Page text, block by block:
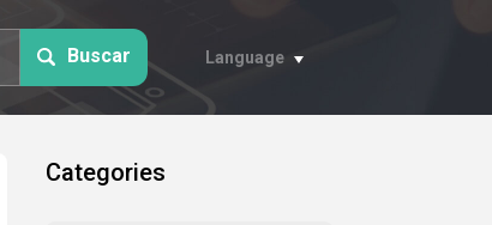
Buscar Language
Categories